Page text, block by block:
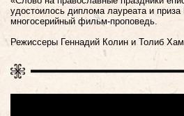
удостоилось диплома лауреата и приза
многосерийный фильм-проповедь.
Режиссеры Геннадий Колин и Толиб